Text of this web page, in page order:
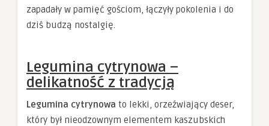
zapadały w pamięć gościom, łączyły pokolenia i do
dziś budzą nostalgię.
Legumina cytrynowa –
delikatność z tradycją
Legumina cytrynowa to lekki, orzeźwiający deser,
który był nieodzownym elementem kaszubskich